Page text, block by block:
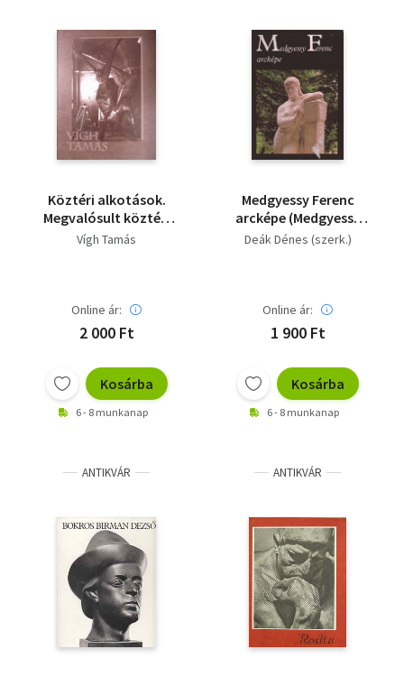
Köztéri alkotások.
Megvalósult köztéri
szobrok, muráliák,
változatai
Vígh Tamás
Online ár:
2 000 Ft
Kosárba
6 - 8 munkanap
Medgyessy Ferenc
arcképe (Medgyessy
Ferenc írásai, Írások
Deák Dénes (szerk.)
Online ár:
1 900 Ft
Kosárba
6 - 8 munkanap
ANTIKVÁR ANTIKVÁR